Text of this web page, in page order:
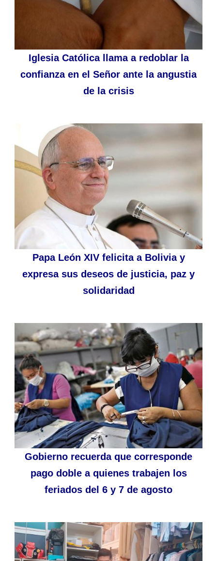
Iglesia Católica llama a redoblar la
confianza en el Señor ante la angustia
de la crisis
Papa León XIV felicita a Bolivia y
expresa sus deseos de justicia, paz y
solidaridad
Gobierno recuerda que corresponde
pago doble a quienes trabajen los
feriados del 6 y 7 de agosto